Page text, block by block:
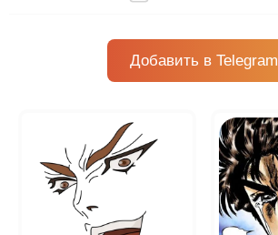
Добавить в Telegram